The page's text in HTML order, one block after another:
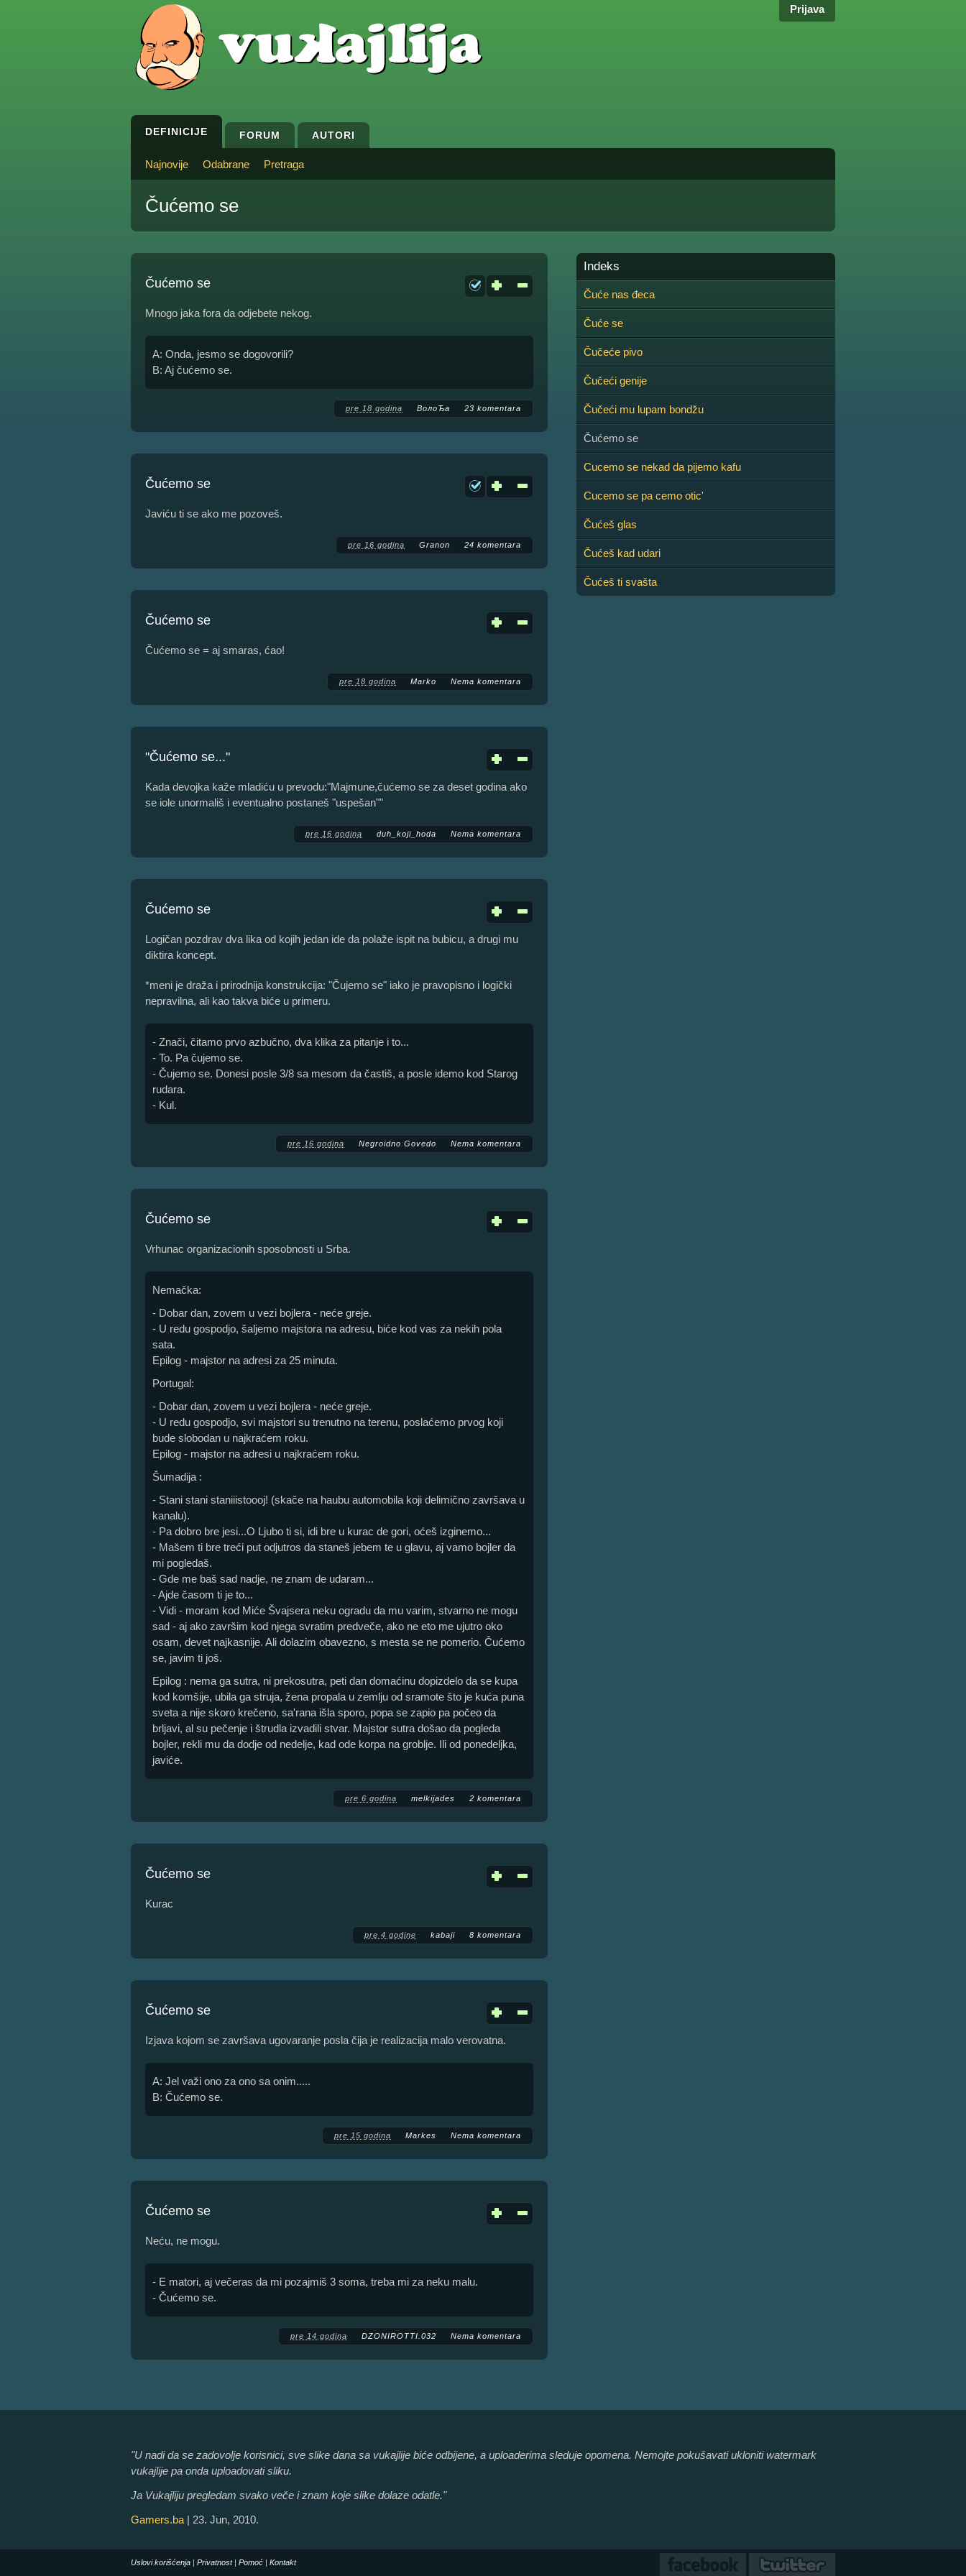
Prijava
DEFINICIJE FORUM AUTORI
Najnovije Odabrane Pretraga
Čućemo se
Čućemo se
Mnogo jaka fora da odjebete nekog.
A: Onda, jesmo se dogovorili?
B: Aj čućemo se.
pre 18 godina ВолоЂа 23 komentara
Čućemo se
Javiću ti se ako me pozoveš.
pre 16 godina Granon 24 komentara
Čućemo se
Čućemo se = aj smaras, ćao!
pre 18 godina Marko Nema komentara
"Čućemo se..."
Kada devojka kaže mladiću u prevodu:"Majmune,čućemo se za deset godina ako
se iole unormališ i eventualno postaneš "uspešan""
pre 16 godina duh_koji_hoda Nema komentara
Čućemo se
Logičan pozdrav dva lika od kojih jedan ide da polaže ispit na bubicu, a drugi mu
diktira koncept.
*meni je draža i prirodnija konstrukcija: "Čujemo se" iako je pravopisno i logički
nepravilna, ali kao takva biće u primeru.
- Znači, čitamo prvo azbučno, dva klika za pitanje i to...
- To. Pa čujemo se.
- Čujemo se. Donesi posle 3/8 sa mesom da častiš, a posle idemo kod Starog
rudara.
- Kul.
pre 16 godina Negroidno Govedo Nema komentara
Čućemo se
Vrhunac organizacionih sposobnosti u Srba.
Nemačka:
- Dobar dan, zovem u vezi bojlera - neće greje.
- U redu gospodjo, šaljemo majstora na adresu, biće kod vas za nekih pola
sata.
Epilog - majstor na adresi za 25 minuta.
Portugal:
- Dobar dan, zovem u vezi bojlera - neće greje.
- U redu gospodjo, svi majstori su trenutno na terenu, poslaćemo prvog koji
bude slobodan u najkraćem roku.
Epilog - majstor na adresi u najkraćem roku.
Šumadija :
- Stani stani staniiistoooj! (skače na haubu automobila koji delimično završava u
kanalu).
- Pa dobro bre jesi...O Ljubo ti si, idi bre u kurac de gori, oćeš izginemo...
- Mašem ti bre treći put odjutros da staneš jebem te u glavu, aj vamo bojler da
mi pogledaš.
- Gde me baš sad nadje, ne znam de udaram...
- Ajde časom ti je to...
- Vidi - moram kod Miće Švajsera neku ogradu da mu varim, stvarno ne mogu
sad - aj ako završim kod njega svratim predveče, ako ne eto me ujutro oko
osam, devet najkasnije. Ali dolazim obavezno, s mesta se ne pomerio. Čućemo
se, javim ti još.
Epilog : nema ga sutra, ni prekosutra, peti dan domaćinu dopizdelo da se kupa
kod komšije, ubila ga struja, žena propala u zemlju od sramote što je kuća puna
sveta a nije skoro krečeno, sa'rana išla sporo, popa se zapio pa počeo da
brljavi, al su pečenje i štrudla izvadili stvar. Majstor sutra došao da pogleda
bojler, rekli mu da dodje od nedelje, kad ode korpa na groblje. Ili od ponedeljka,
javiće.
pre 6 godina melkijades 2 komentara
Čućemo se
Kurac
pre 4 godine kabaji 8 komentara
Čućemo se
Izjava kojom se završava ugovaranje posla čija je realizacija malo verovatna.
A: Jel važi ono za ono sa onim.....
B: Čućemo se.
pre 15 godina Markes Nema komentara
Čućemo se
Neću, ne mogu.
- E matori, aj večeras da mi pozajmiš 3 soma, treba mi za neku malu.
- Čućemo se.
pre 14 godina DZONIROTTI.032 Nema komentara
Indeks
Čuće nas đeca
Čuće se
Čučeće pivo
Čučeći genije
Čučeći mu lupam bondžu
Čućemo se
Cucemo se nekad da pijemo kafu
Cucemo se pa cemo otic'
Čućeš glas
Čućeš kad udari
Čućeš ti svašta
"U nadi da se zadovolje korisnici, sve slike dana sa vukajlije biće odbijene, a uploaderima sleduje opomena. Nemojte pokušavati ukloniti watermark
vukajlije pa onda uploadovati sliku.
Ja Vukajliju pregledam svako veče i znam koje slike dolaze odatle."
Gamers.ba | 23. Jun, 2010.
Uslovi korišćenja | Privatnost| Pomoć | Kontakt